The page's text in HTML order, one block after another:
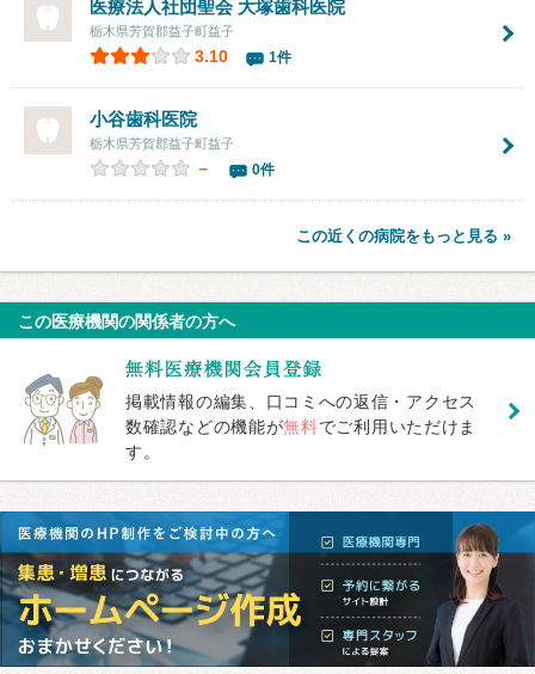
医療法人社団聖会 大塚歯科医院
栃木県芳賀郡益子町益子
3.10 1件
小谷歯科医院
栃木県芳賀郡益子町益子
－ 0件
この近くの病院をもっと見る »
この医療機関の関係者の方へ
掲載情報の編集、口コミへの返信・アクセス
数確認などの機能が無料でご利用いただけま
す。